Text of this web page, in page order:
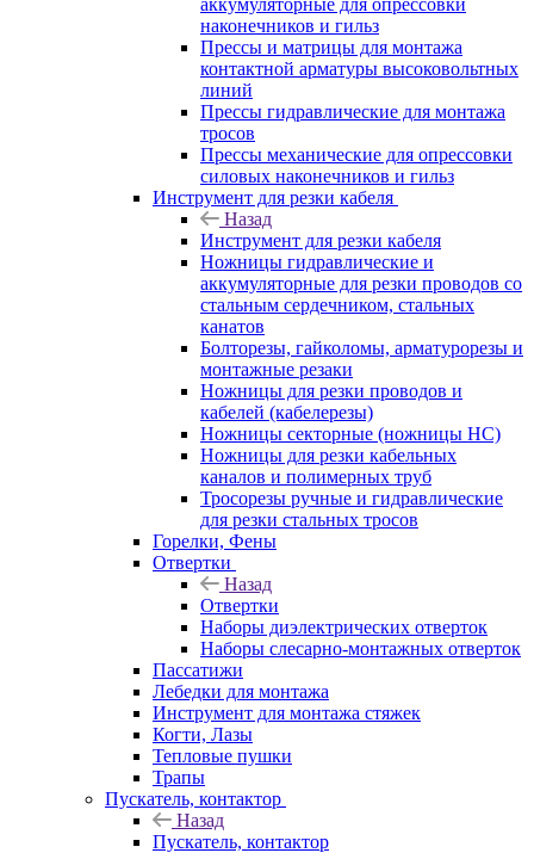
аккумуляторные для опрессовки
наконечников и гильз
Прессы и матрицы для монтажа
контактной арматуры высоковольтных
линий
Прессы гидравлические для монтажа
тросов
Прессы механические для опрессовки
силовых наконечников и гильз
Инструмент для резки кабеля
Назад
Инструмент для резки кабеля
Ножницы гидравлические и
аккумуляторные для резки проводов со
стальным сердечником, стальных
канатов
Болторезы, гайколомы, арматурорезы и
монтажные резаки
Ножницы для резки проводов и
кабелей (кабелерезы)
Ножницы секторные (ножницы НС)
Ножницы для резки кабельных
каналов и полимерных труб
Тросорезы ручные и гидравлические
для резки стальных тросов
Горелки, Фены
Отвертки
Назад
Отвертки
Наборы диэлектрических отверток
Наборы слесарно-монтажных отверток
Пассатижи
Лебедки для монтажа
Инструмент для монтажа стяжек
Когти, Лазы
Тепловые пушки
Трапы
Пускатель, контактор
Назад
Пускатель, контактор